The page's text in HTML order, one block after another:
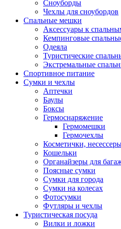
Сноуборды
Чехлы для сноубордов
Спальные мешки
Аксессуары к
Кемпинговые
Одеяла
Туристические
Экстремальные
Спортивное питание
Сумки и чехлы
Аптечки
Баулы
Боксы
Гермоснаряжение
Гермомешки
Гермочехлы
Косметички,
Кошельки
Органайзеры для
Поясные сумки
Сумки для города
Сумки на колесах
Фотосумки
Футляры и чехлы
Туристическая посуда
Вилки и ложки